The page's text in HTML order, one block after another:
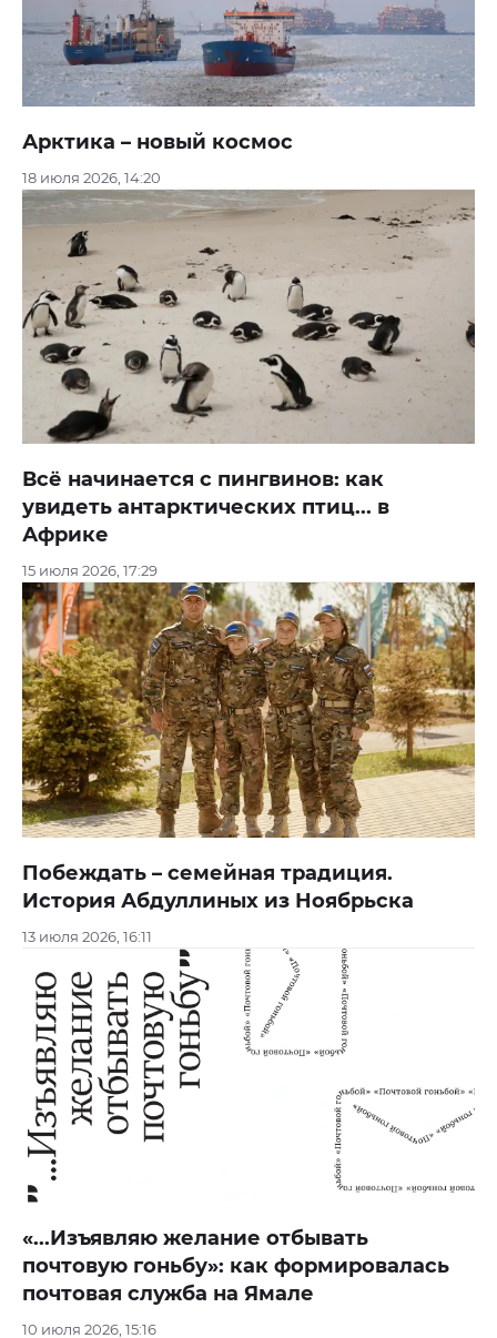
Арктика – новый космос
18 июля 2026, 14:20
Всё начинается с пингвинов: как
увидеть антарктических птиц... в
Африке
15 июля 2026, 17:29
Побеждать – семейная традиция.
История Абдуллиных из Ноябрьска
13 июля 2026, 16:11
«...Изъявляю желание отбывать
почтовую гоньбу»: как формировалась
почтовая служба на Ямале
10 июля 2026, 15:16